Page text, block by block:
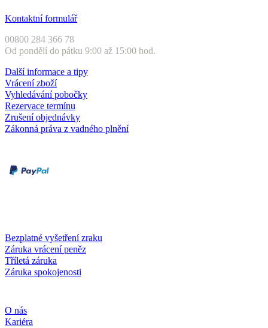
Kontaktní formulář
00800 284 366 78
Od pondělí do pátku 9:00 až 15:00 hod.
Další informace a tipy
Vrácení zboží
Vyhledávání pobočky
Rezervace termínu
Zrušení objednávky
Zákonná práva z vadného plnění
Bezplatné vyšetření zraku
Záruka vrácení peněz
Tříletá záruka
Záruka spokojenosti
O nás
Kariéra